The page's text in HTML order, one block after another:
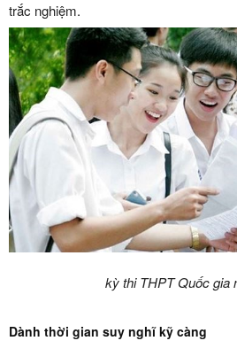
trắc nghiệm.
kỳ thi THPT Quốc gia
Dành thời gian suy nghĩ kỹ càng